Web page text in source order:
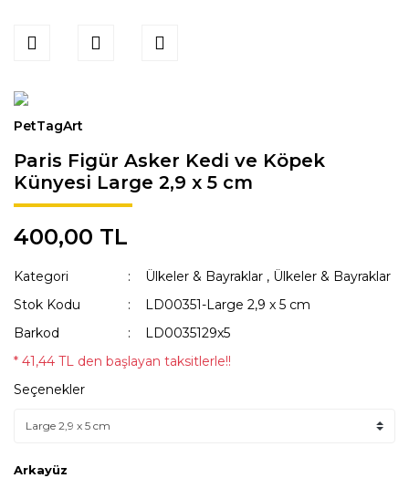
PetTagArt
Paris Figür Asker Kedi ve Köpek
Künyesi Large 2,9 x 5 cm
400,00 TL
Kategori Ülkeler & Bayraklar , Ülkeler & Bayraklar
Stok Kodu
LD00351-Large 2,9 x 5 cm
Barkod
LD0035129x5
* 41,44 TL den başlayan taksitlerle!!
Seçenekler
Arkayüz